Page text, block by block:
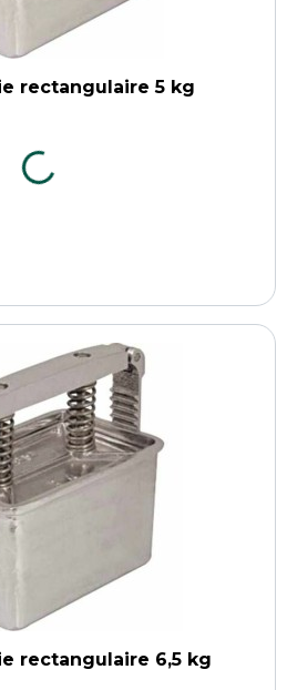
rectangulaire 5 kg
rectangulaire 6,5 kg